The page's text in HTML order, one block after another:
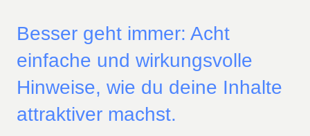
Besser geht immer: Acht
einfache und wirkungsvolle
Hinweise, wie du deine Inhalte
attraktiver machst.